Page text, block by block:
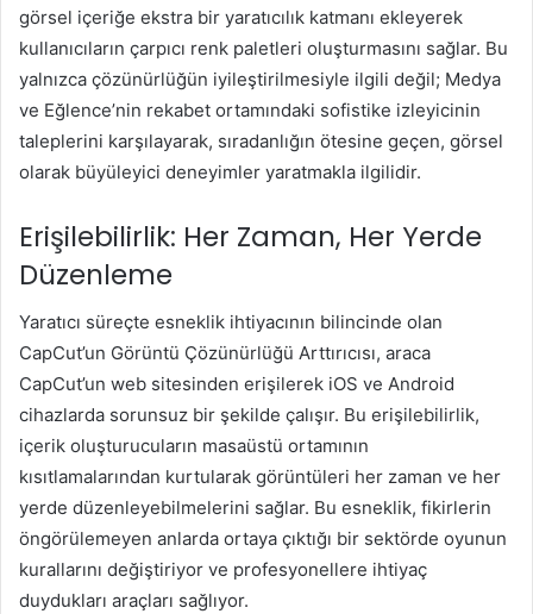
görsel içeriğe ekstra bir yaratıcılık katmanı ekleyerek
kullanıcıların çarpıcı renk paletleri oluşturmasını sağlar. Bu
yalnızca çözünürlüğün iyileştirilmesiyle ilgili değil; Medya
ve Eğlence’nin rekabet ortamındaki sofistike izleyicinin
taleplerini karşılayarak, sıradanlığın ötesine geçen, görsel
olarak büyüleyici deneyimler yaratmakla ilgilidir.
Erişilebilirlik: Her Zaman, Her Yerde
Düzenleme
Yaratıcı süreçte esneklik ihtiyacının bilincinde olan
CapCut’un Görüntü Çözünürlüğü Arttırıcısı, araca
CapCut’un web sitesinden erişilerek iOS ve Android
cihazlarda sorunsuz bir şekilde çalışır. Bu erişilebilirlik,
içerik oluşturucuların masaüstü ortamının
kısıtlamalarından kurtularak görüntüleri her zaman ve her
yerde düzenleyebilmelerini sağlar. Bu esneklik, fikirlerin
öngörülemeyen anlarda ortaya çıktığı bir sektörde oyunun
kurallarını değiştiriyor ve profesyonellere ihtiyaç
duydukları araçları sağlıyor.